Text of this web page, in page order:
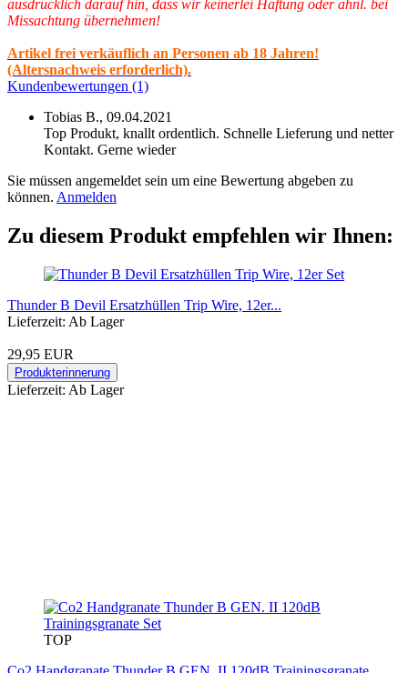
ausdrücklich darauf hin, dass wir keinerlei Haftung oder ähnl. bei
Missachtung übernehmen!
Artikel frei verkäuflich an Personen ab 18 Jahren!
(Altersnachweis erforderlich).
Kundenbewertungen (1)
Tobias B., 09.04.2021
Top Produkt, knallt ordentlich. Schnelle Lieferung und netter
Kontakt. Gerne wieder
Sie müssen angemeldet sein um eine Bewertung abgeben zu
können. Anmelden
Zu diesem Produkt empfehlen wir Ihnen:
Thunder B Devil Ersatzhüllen Trip Wire, 12er...
Lieferzeit: Ab Lager
29,95 EUR
Produkterinnerung
Lieferzeit: Ab Lager
TOP